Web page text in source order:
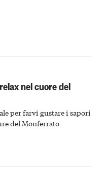
nel cuore del
per farvi gustare i sapori
del Monferrato